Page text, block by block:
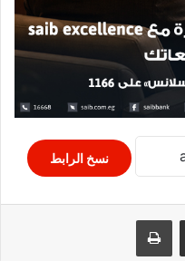
نسخ الرابط
مشاركة عبر البريد طباعة